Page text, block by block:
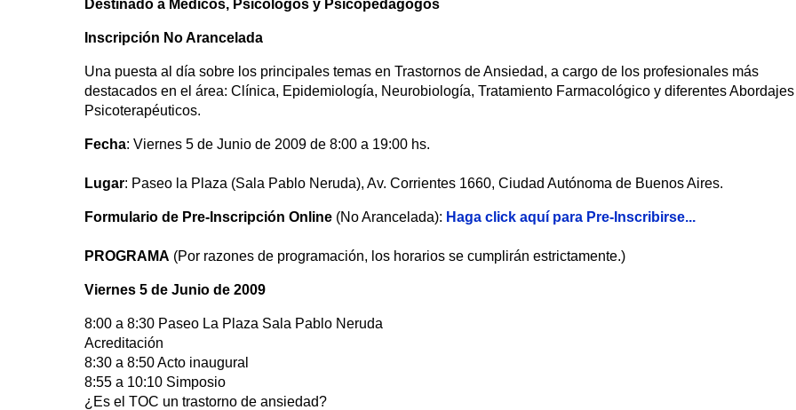
Destinado a Médicos, Psicólogos y Psicopedagogos
Inscripción No Arancelada
Una puesta al día sobre los principales temas en Trastornos de Ansiedad, a cargo de los profesionales más
destacados en el área: Clínica, Epidemiología, Neurobiología, Tratamiento Farmacológico y diferentes Abordajes
Psicoterapéuticos.
Fecha: Viernes 5 de Junio de 2009 de 8:00 a 19:00 hs.
Lugar: Paseo la Plaza (Sala Pablo Neruda), Av. Corrientes 1660, Ciudad Autónoma de Buenos Aires.
Formulario de Pre-Inscripción Online (No Arancelada): Haga click aquí para Pre-Inscribirse...
PROGRAMA (Por razones de programación, los horarios se cumplirán estrictamente.)
Viernes 5 de Junio de 2009
8:00 a 8:30 Paseo La Plaza Sala Pablo Neruda
Acreditación
8:30 a 8:50 Acto inaugural
8:55 a 10:10 Simposio
¿Es el TOC un trastorno de ansiedad?